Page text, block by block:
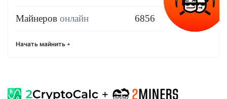
Майнеров онлайн 6856
Начать майнить